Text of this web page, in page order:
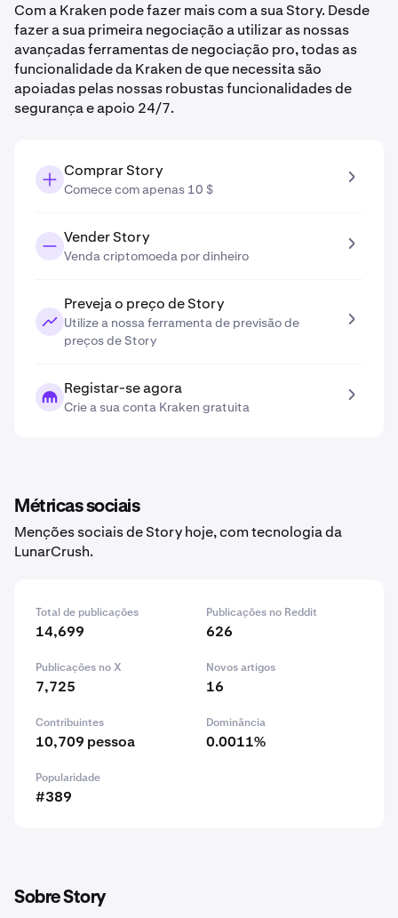
Com a Kraken pode fazer mais com a sua Story. Desde
fazer a sua primeira negociação a utilizar as nossas
avançadas ferramentas de negociação pro, todas as
funcionalidade da Kraken de que necessita são
apoiadas pelas nossas robustas funcionalidades de
segurança e apoio 24/7.
Comprar Story
Comece com apenas 10 $
Vender Story
Venda criptomoeda por dinheiro
Preveja o preço de Story
Utilize a nossa ferramenta de previsão de
preços de Story
Registar-se agora
Crie a sua conta Kraken gratuita
Métricas sociais
Menções sociais de Story hoje, com tecnologia da
LunarCrush.
Total de publicações
14,699
Publicações no Reddit
626
Publicações no X
7,725
Novos artigos
16
Contribuintes
10,709 pessoa
Dominância
0.0011%
Popularidade
#389
Sobre Story